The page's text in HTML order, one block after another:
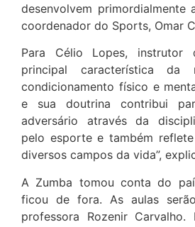
desenvolvem primordialmente
coordenador do Sports, Omar
Para Célio Lopes, instrutor
principal característica da
condicionamento físico e
e sua doutrina contribui
adversário através da
pelo esporte e também
diversos campos da vida”,
A Zumba tomou conta do
ficou de fora. As aulas
professora Rozenir